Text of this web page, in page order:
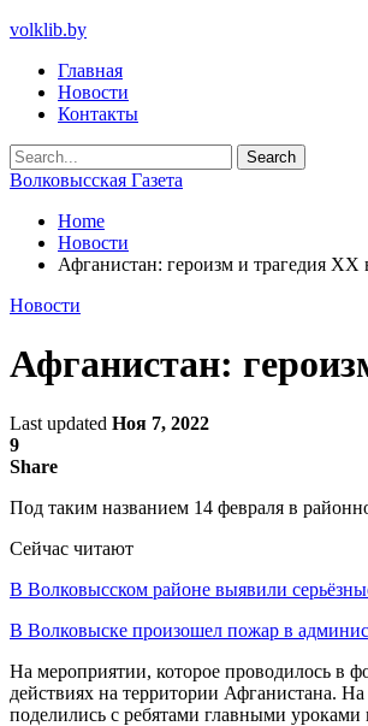
volklib.by
Главная
Новости
Контакты
Волковысская Газета
Home
Новости
Афганистан: героизм и трагедия ХХ
Новости
Афганистан:
Last updated Ноя 7, 2022
9
Share
Под таким названием 14 февраля в
Сейчас читают
В Волковысском районе выявили
В Волковыске произошел пожар в
На мероприятии, которое проводилось в
действиях на территории Афганистана.
поделились с ребятами главными